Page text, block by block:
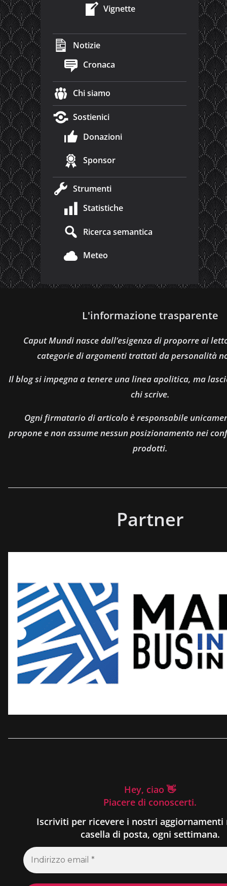
Vignette
Notizie
Cronaca
Chi siamo
Sostienici
Donazioni
Sponsor
Strumenti
Statistiche
Ricerca semantica
Meteo
L'informazione trasparente
Caput Mundi nasce dall’esigenza di proporre ai
categorie di argomenti trattati da personalità
Il blog si impegna a tenere una linea apolitica, ma
chi scrive.
Ogni firmatario di articolo è responsabile
propone e non assume nessun posizionamento nei
prodotti.
Partner
Hey, ciao 👋
Piacere di conoscerti.
Iscriviti per ricevere i nostri aggiornamenti
casella di posta, ogni settimana.